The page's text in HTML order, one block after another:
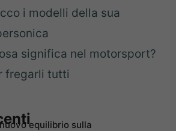
i modelli della sua
significa nel motorsport?
fregarli tutti
equilibrio sulla